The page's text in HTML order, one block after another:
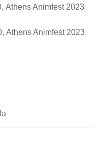
Athens Animfest 2023
Athens Animfest 2023